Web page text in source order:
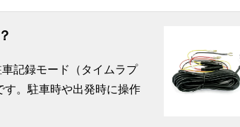
記録モード（タイムラプ
す。駐車時や出発時に操作